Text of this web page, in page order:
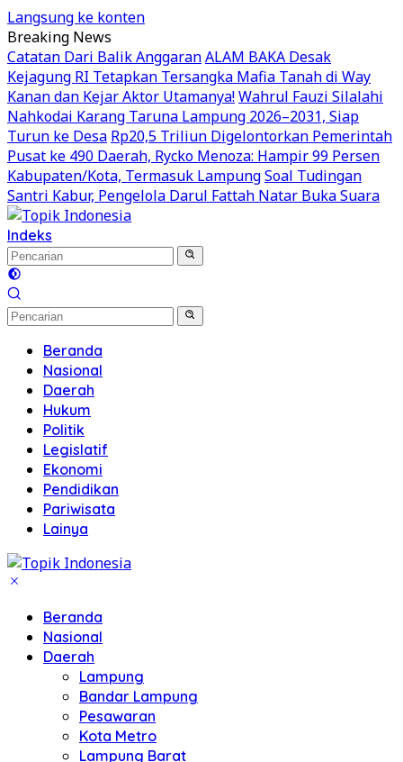
Langsung ke konten
Breaking News
Catatan Dari Balik AnggaranALAM BAKA Desak
Kejagung RI Tetapkan Tersangka Mafia Tanah di Way
Kanan dan Kejar Aktor Utamanya!Wahrul Fauzi Silalahi
Nahkodai Karang Taruna Lampung 2026–2031, Siap
Turun ke Desa Rp20,5 Triliun Digelontorkan Pemerintah
Pusat ke 490 Daerah, Rycko Menoza: Hampir 99 Persen
Kabupaten/Kota, Termasuk LampungSoal Tudingan
Santri Kabur, Pengelola Darul Fattah Natar Buka Suara
Indeks
Beranda
Nasional
Daerah
Hukum
Politik
Legislatif
Ekonomi
Pendidikan
Pariwisata
Lainya
Beranda
Nasional
Daerah
Lampung
Bandar Lampung
Pesawaran
Kota Metro
Lampung Barat